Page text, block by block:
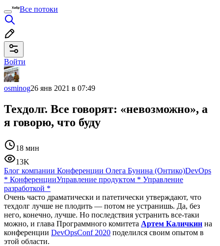
Все потоки
Войти
osminog26 янв 2021 в 07:49
Техдолг. Все говорят: «невозможно», а
я говорю, что буду
18 мин
13K
Блог компании Конференции Олега Бунина (Онтико)DevOps
* КонференцииУправление продуктом * Управление
разработкой *
Очень часто драматически и патетически утверждают, что
техдолг лучше не плодить — потом не устранишь. Да, без
него, конечно, лучше. Но последствия устранить все-таки
можно, и глава Программного комитета Артем Каличкин на
конференции DevOpsConf 2020 поделился своим опытом в
этой области.